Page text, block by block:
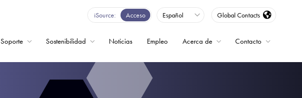
iSource Acceso Español Global Contacts
Soporte Sostenibilidad Noticias Empleo Acerca de Contacto
Variadores de frecuencia